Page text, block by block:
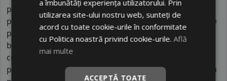
peretelui lateral, o caracteristică tehnică ce oferă o
protecție sporită jantelor împotriva șocurilor mecanice
provocate de borduri sau gropi. În timp ce alte
branduri pun accent doar pe preț, Austone investește
constant în centrul său de cercetare și dezvoltare
pentru a asigura o durată de viață a benzii de rulare cu
a îmbunătăți experiența utilizatorului. Prin
utilizarea site-ului nostru web, sunteți de
acord cu toate cookie-urile în conformitate
cu Politica noastră privind cookie-urile.Află
mai multe
ACCEPTĂ TOATE